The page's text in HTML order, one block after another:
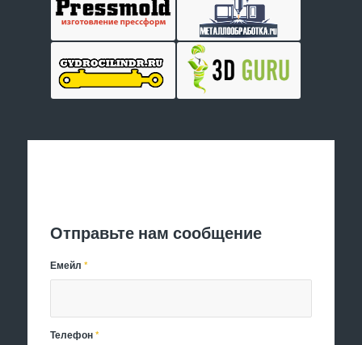
Отправьте нам сообщение
Емейл*
Телефон*